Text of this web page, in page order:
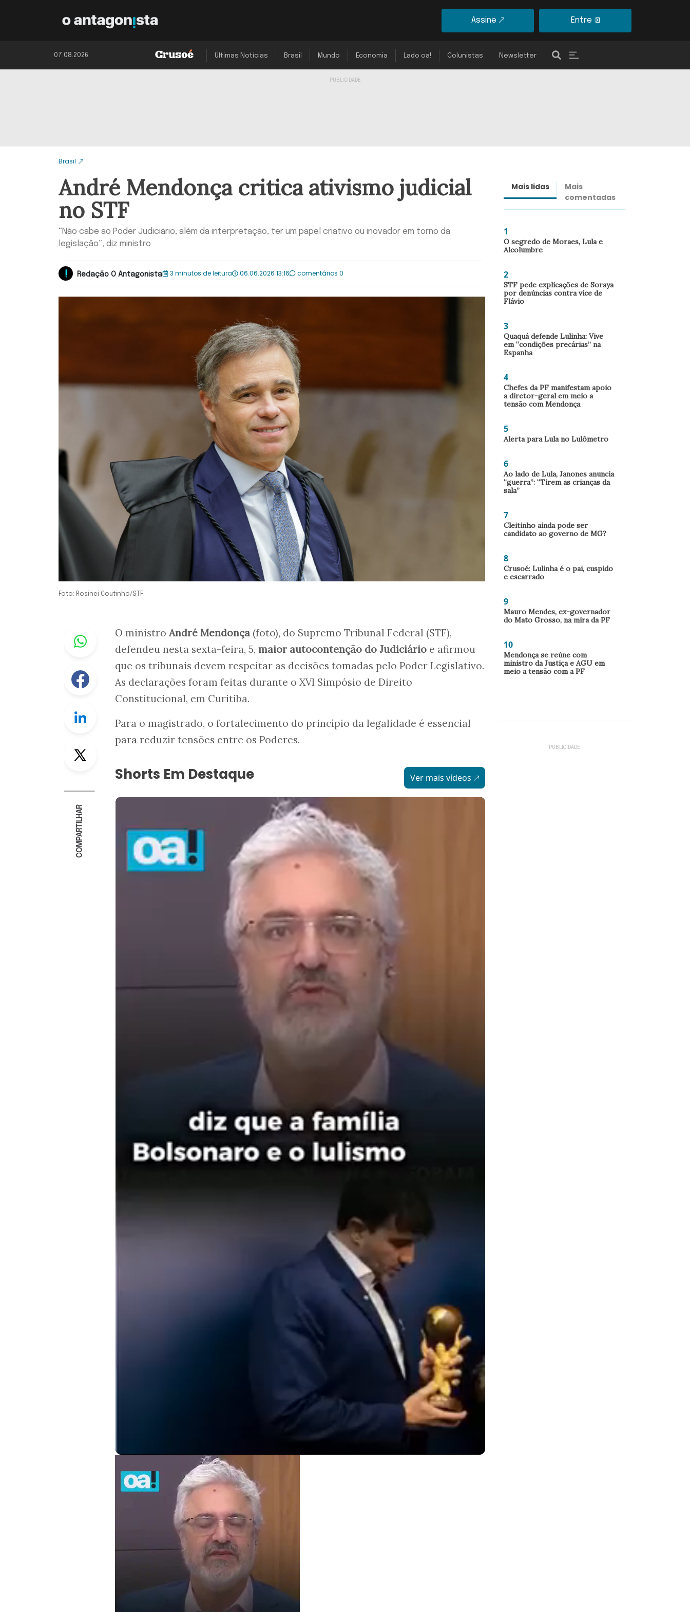
Assine Entre
07.08.2026 Últimas Notícias Brasil Mundo Economia Lado oa! Colunistas Newsletter
Brasil
André Mendonça critica ativismo judicial
no STF
“Não cabe ao Poder Judiciário, além da interpretação, ter um papel criativo ou inovador em torno da
legislação”, diz ministro
Redação O Antagonista 3 minutos de leitura 06.06.2026 13:16 comentários 0
Foto: Rosinei Coutinho/STF
Whastapp
Facebook
Twitter
COMPARTILHAR
O ministro André Mendonça (foto), do Supremo Tribunal Federal (STF),
defendeu nesta sexta-feira, 5, maior autocontenção do Judiciário e afirmou
que os tribunais devem respeitar as decisões tomadas pelo Poder Legislativo.
As declarações foram feitas durante o XVI Simpósio de Direito
Constitucional, em Curitiba.
Para o magistrado, o fortalecimento do princípio da legalidade é essencial
para reduzir tensões entre os Poderes.
Shorts Em Destaque Ver mais vídeos
Mais lidas
Mais
comentadas
1
O segredo de Moraes, Lula e
Alcolumbre
2
STF pede explicações de Soraya
por denúncias contra vice de
Flávio
3
Quaquá defende Lulinha: Vive
em “condições precárias” na
Espanha
4
Chefes da PF manifestam apoio
a diretor-geral em meio a
tensão com Mendonça
5
Alerta para Lula no Lulômetro
6
Ao lado de Lula, Janones anuncia
“guerra”: “Tirem as crianças da
sala”
7
Cleitinho ainda pode ser
candidato ao governo de MG?
8
Crusoé: Lulinha é o pai, cuspido
e escarrado
9
Mauro Mendes, ex-governador
do Mato Grosso, na mira da PF
10
Mendonça se reúne com
ministro da Justiça e AGU em
meio a tensão com a PF